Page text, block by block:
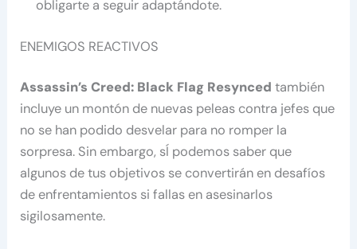
obligarte a seguir adaptándote.
ENEMIGOS REACTIVOS
Assassin’s Creed: Black Flag Resynced también
incluye un montón de nuevas peleas contra jefes que
no se han podido desvelar para no romper la
sorpresa. Sin embargo, sÍ podemos saber que
algunos de tus objetivos se convertirán en desafíos
de enfrentamientos si fallas en asesinarlos
sigilosamente.